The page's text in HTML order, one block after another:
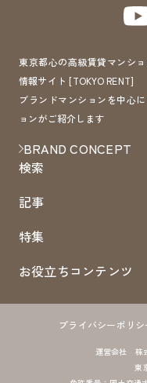
東京都心の高級賃貸マンシ
情報サイト [TOKYO RENT]
ブランドマンションを中心
ョンがご紹介します
BRAND CONCEPT
検索
記事
特集
お役立ちコンテンツ
プライバシーポリシ
運営会社 株
東